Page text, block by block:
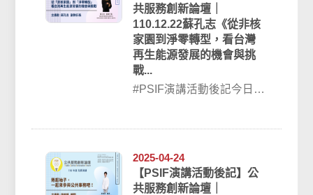
共服務創新論壇｜
110.12.22蘇孔志《從非核
家園到淨零轉型，看台灣
再生能源發展的機會與挑
戰...
#PSIF演講活動後記今日
2025-04-24
【PSIF演講活動後記】公
共服務創新論壇｜